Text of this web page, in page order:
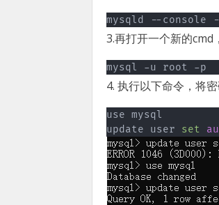
mysqld --console
3.再打开一个新的cmd
mysql -u root -p
4. 执行以下命令，将密
use mysql
update user set